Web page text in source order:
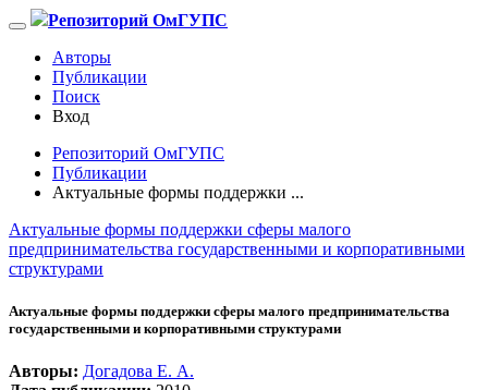
Репозиторий ОмГУПС
Авторы
Публикации
Поиск
Вход
Репозиторий ОмГУПС
Публикации
Актуальные формы поддержки ...
Актуальные формы поддержки сферы малого
предпринимательства государственными и корпоративными
структурами
Актуальные формы поддержки сферы малого предпринимательства
государственными и корпоративными структурами
Авторы: Догадова Е. А.